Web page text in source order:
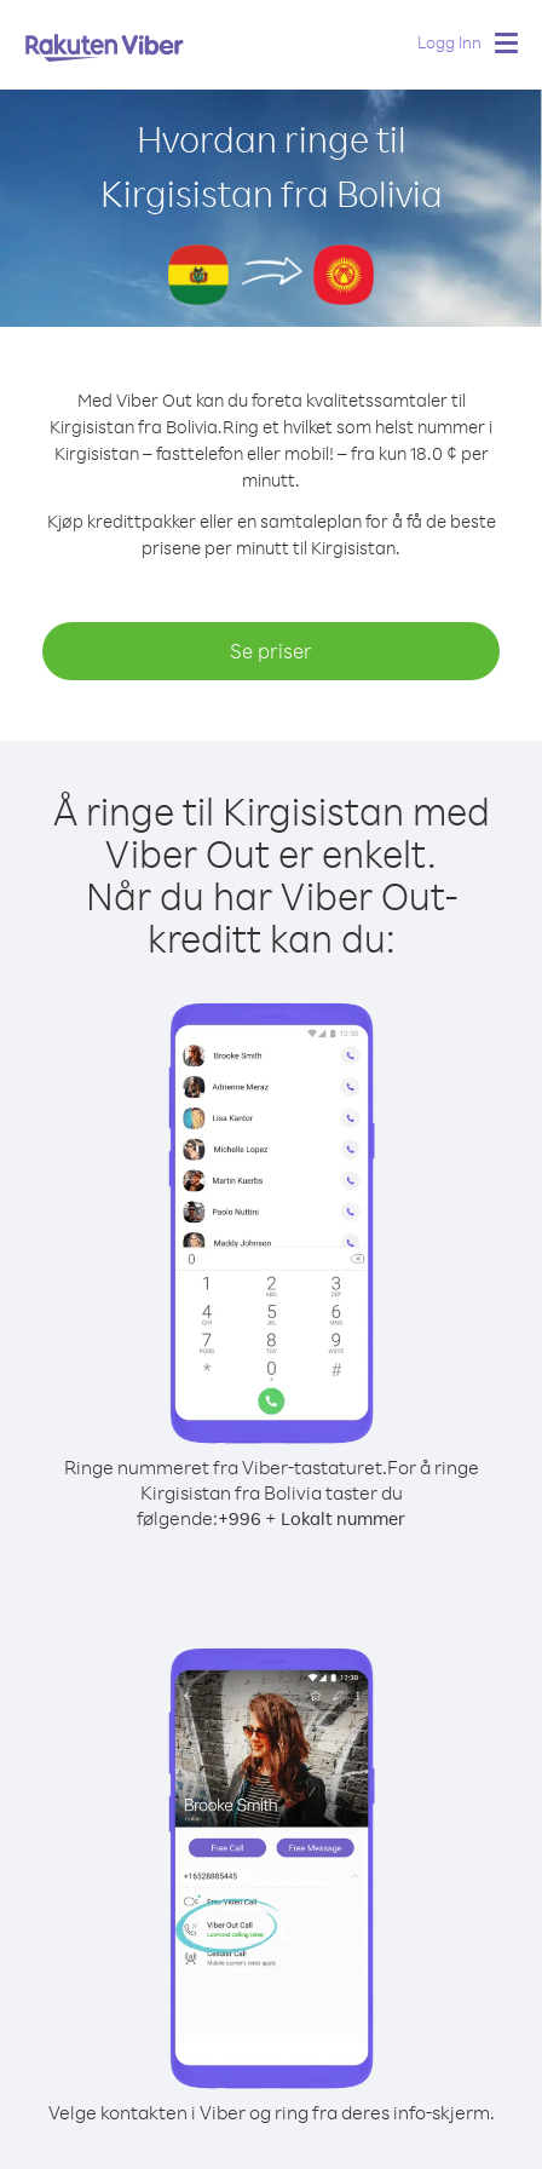
Logg Inn
Hvordan ringe til
Kirgisistan fra Bolivia
Med Viber Out kan du foreta kvalitetssamtaler til
Kirgisistan fra Bolivia.Ring et hvilket som helst nummer i
Kirgisistan – fasttelefon eller mobil! – fra kun 18.0 ¢ per
minutt.
Kjøp kredittpakker eller en samtaleplan for å få de beste
prisene per minutt til Kirgisistan.
Se priser
Å ringe til Kirgisistan med
Viber Out er enkelt.
Når du har Viber Out-
kreditt kan du:
Ringe nummeret fra Viber-tastaturet.For å ringe
Kirgisistan fra Bolivia taster du
følgende:+996 + Lokalt nummer
Velge kontakten i Viber og ring fra deres info-skjerm.